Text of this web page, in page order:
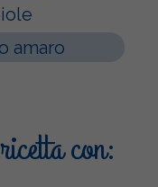
amaro
con: